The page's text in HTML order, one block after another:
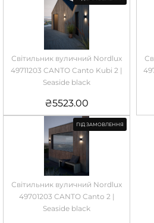
Світильник вуличний Nordlux
49711203 CANTO Canto Kubi 2 |
Seaside black
₴5523.00
ПІД ЗАМОВЛЕННЯ
Світильник вуличний Nordlux
49701203 CANTO Canto 2 |
Seaside black